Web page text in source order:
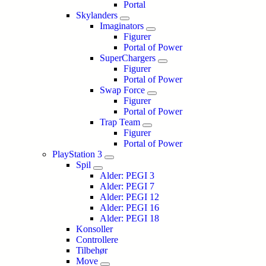
Portal
Skylanders
Imaginators
Figurer
Portal of Power
SuperChargers
Figurer
Portal of Power
Swap Force
Figurer
Portal of Power
Trap Team
Figurer
Portal of Power
PlayStation 3
Spil
Alder: PEGI 3
Alder: PEGI 7
Alder: PEGI 12
Alder: PEGI 16
Alder: PEGI 18
Konsoller
Controllere
Tilbehør
Move